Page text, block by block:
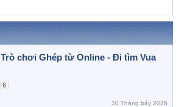
Trò chơi Ghép từ Online - Đi tìm Vua
6
30 Tháng bảy 2026